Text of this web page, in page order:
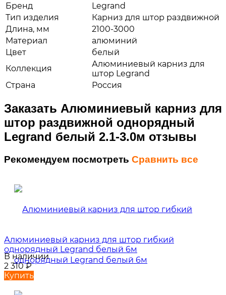
Бренд
Legrand
Тип изделия
Карниз для штор раздвижной
Длина, мм
2100-3000
Материал
алюминий
Цвет
белый
Коллекция
Алюминиевый карниз для
штор Legrand
Страна
Россия
Заказать Алюминиевый карниз для
штор раздвижной однорядный
Legrand белый 2.1-3.0м отзывы
Рекомендуем посмотреть Сравнить все
Алюминиевый карниз для штор гибкий
однорядный Legrand белый 6м
В наличии
2 310₽
Купить